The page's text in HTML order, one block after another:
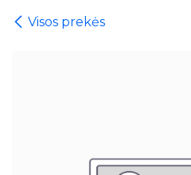
Visos prekės